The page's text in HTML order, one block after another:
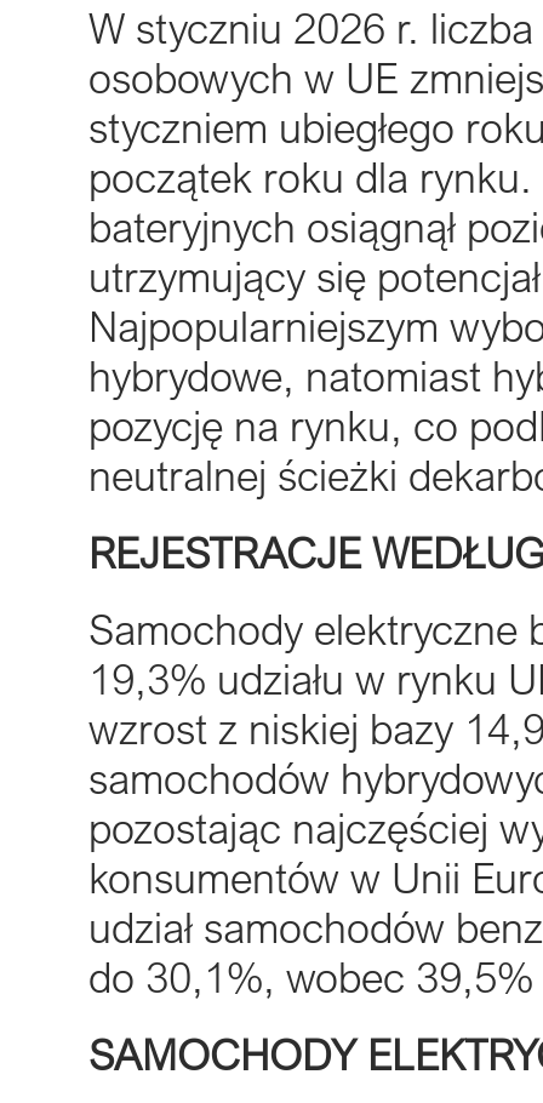
W styczniu 2026 r.
osobowych w UE
styczniem ubiegłego
początek roku dla
bateryjnych osiągnął
utrzymujący się
Najpopularniejszym
hybrydowe, natomiast
pozycję na rynku, co
neutralnej ścieżki
REJESTRACJE
Samochody elektryczne
19,3% udziału w rynku
wzrost z niskiej bazy
samochodów
pozostając najczęściej
konsumentów w Unii
udział samochodów
do 30,1%, wobec
SAMOCHODY